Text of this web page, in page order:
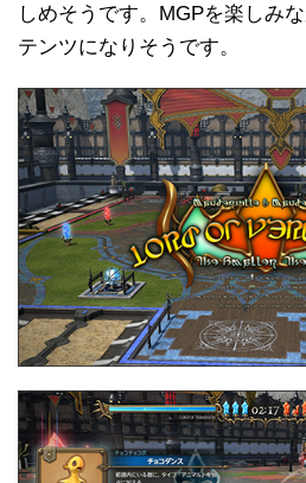
しめそうです。MGPを楽しみ
テンツになりそうです。